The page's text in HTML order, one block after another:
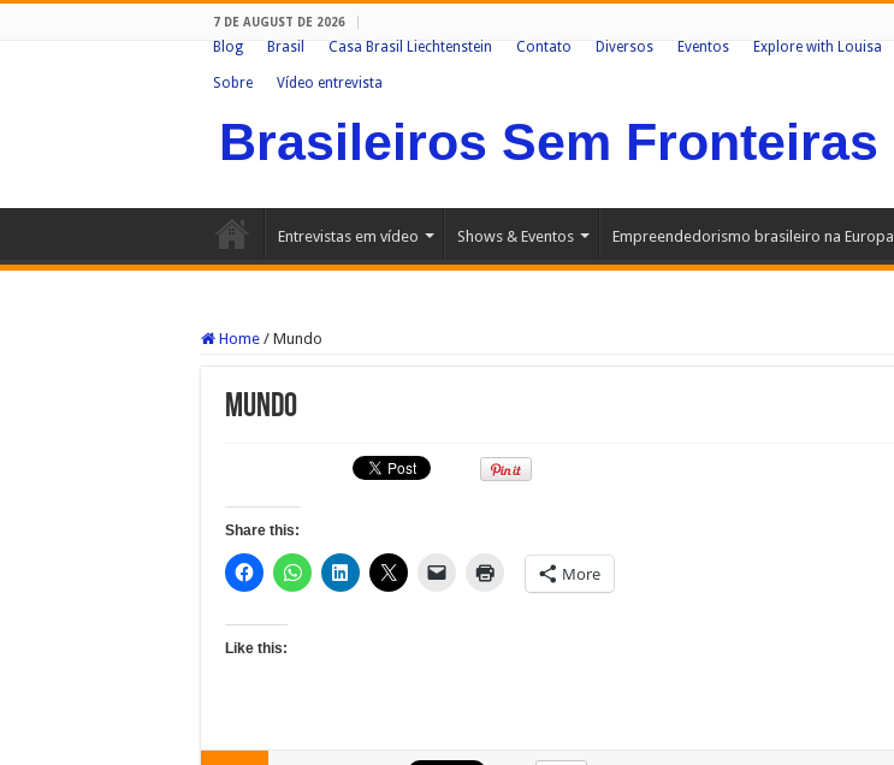
7 DE AUGUST DE 2026
Blog Brasil Casa Brasil Liechtenstein Contato Diversos Eventos Explore with Louisa
Sobre Vídeo entrevista
Brasileiros Sem Fronteiras
Entrevistas em vídeo Shows & Eventos Empreendedorismo brasileiro na Europa
Home / Mundo
Mundo
Share this:
More
Like this: